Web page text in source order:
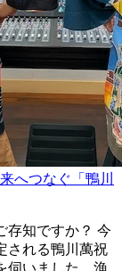
へつなぐ「鴨川
知ですか？ 今
される鴨川萬祝